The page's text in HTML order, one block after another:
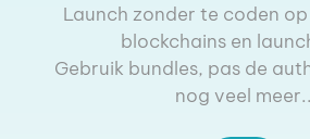
Launch zonder te coden
blockchains en
Gebruik bundles, pas de
nog veel meer..